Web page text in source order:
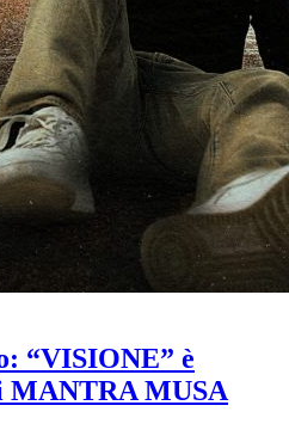
“VISIONE” è
MANTRA MUSA